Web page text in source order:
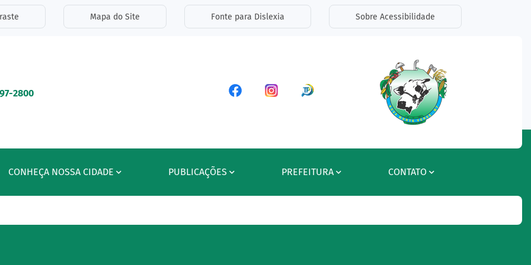
de acessibilidade
Mapa do Site Fonte para Dislexia Sobre Acessibilidade
2800 Acessar a Rede Social Facebook
Acessar a Rede Social Instagram
Acessar a Rede Social Radar
CONHEÇA NOSSA CIDADE PUBLICAÇÕES PREFEITURA CONTATO